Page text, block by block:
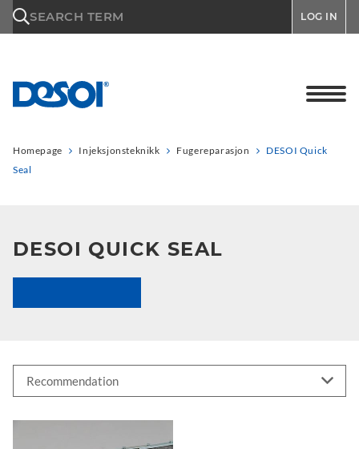
SEARCH TERM LOG IN
Homepage Injeksjonsteknikk Fugereparasjon
DESOI Quick
Seal
DESOI QUICK SEAL